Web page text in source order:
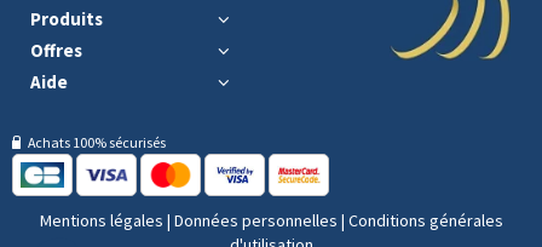
Produits
Offres
Aide
Achats 100% sécurisés
Mentions légales | Données personnelles | Conditions générales